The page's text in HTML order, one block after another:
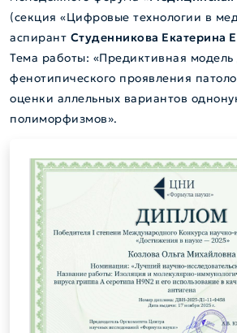
(секция «Цифровые технологии в
аспирант Студенникова Екатерина
Тема работы: «Предиктивная
фенотипического проявления
оценки аллельных вариантов
полиморфизмов».